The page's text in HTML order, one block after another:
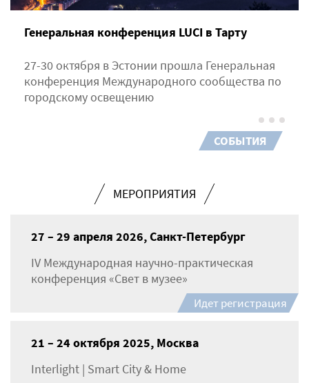
Генеральная конференция LUCI в Тарту
27-30 октября в Эстонии прошла Генеральная
конференция Международного сообщества по
городскому освещению
СОБЫТИЯ
МЕРОПРИЯТИЯ
27 – 29 апреля 2026, Санкт-Петербург
IV Международная научно-практическая
конференция «Свет в музее»
Идет регистрация
21 – 24 октября 2025, Москва
Interlight | Smart City & Home